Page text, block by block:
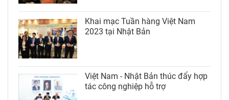
Khai mạc Tuần hàng Việt Nam
2023 tại Nhật Bản
Việt Nam - Nhật Bản thúc đẩy hợp
tác công nghiệp hỗ trợ